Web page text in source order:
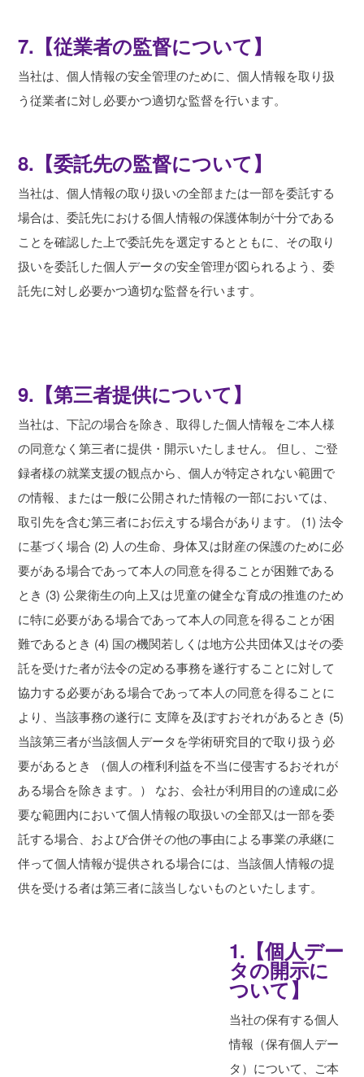
7.【従業者の監督について】
当社は、個人情報の安全管理のために、個人情報を取り扱
う従業者に対し必要かつ適切な監督を行います。
8.【委託先の監督について】
当社は、個人情報の取り扱いの全部または一部を委託する
場合は、委託先における個人情報の保護体制が十分である
ことを確認した上で委託先を選定するとともに、その取り
扱いを委託した個人データの安全管理が図られるよう、委
託先に対し必要かつ適切な監督を行います。
9.【第三者提供について】
当社は、下記の場合を除き、取得した個人情報をご本人様
の同意なく第三者に提供・開示いたしません。 但し、ご登
録者様の就業支援の観点から、個人が特定されない範囲で
の情報、または一般に公開された情報の一部においては、
取引先を含む第三者にお伝えする場合があります。 (1) 法令
に基づく場合 (2) 人の生命、身体又は財産の保護のために必
要がある場合であって本人の同意を得ることが困難である
とき (3) 公衆衛生の向上又は児童の健全な育成の推進のため
に特に必要がある場合であって本人の同意を得ることが困
難であるとき (4) 国の機関若しくは地方公共団体又はその委
託を受けた者が法令の定める事務を遂行することに対して
協力する必要がある場合であって本人の同意を得ることに
より、当該事務の遂行に 支障を及ぼすおそれがあるとき (5)
当該第三者が当該個人データを学術研究目的で取り扱う必
要があるとき （個人の権利利益を不当に侵害するおそれが
ある場合を除きます。） なお、会社が利用目的の達成に必
要な範囲内において個人情報の取扱いの全部又は一部を委
託する場合、および合併その他の事由による事業の承継に
伴って個人情報が提供される場合には、当該個人情報の提
供を受ける者は第三者に該当しないものといたします。
1.【個人デー
タの開示に
ついて】
当社の保有する個人
情報（保有個人デー
タ）について、ご本